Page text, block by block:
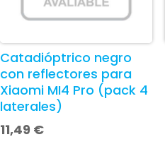
Catadióptrico negro
con reflectores para
Xiaomi MI4 Pro (pack 4
laterales)
11,49 €